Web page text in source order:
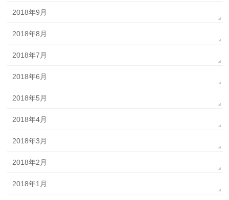
2018年9月
2018年8月
2018年7月
2018年6月
2018年5月
2018年4月
2018年3月
2018年2月
2018年1月